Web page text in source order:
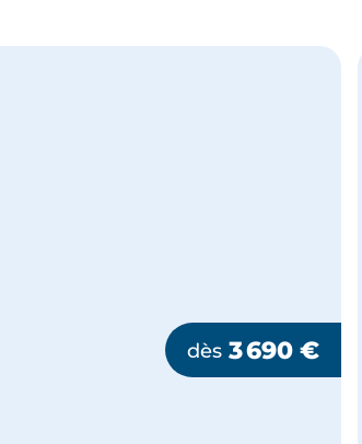
dès 3 690 €